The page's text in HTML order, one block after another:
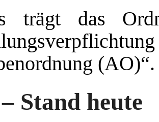
trägt das
(AO)“.
Stand heute